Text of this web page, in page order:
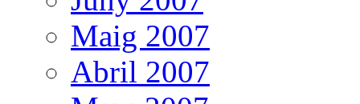
Maig 2007
Abril 2007